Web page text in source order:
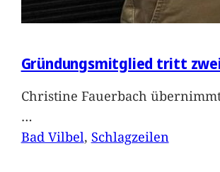
Gründungsmitglied tritt
Christine Fauerbach
…
Bad Vilbel, Schlagzeilen